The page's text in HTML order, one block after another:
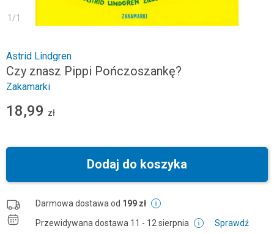
1 /1
Astrid Lindgren
Czy znasz Pippi Pończoszankę?
Zakamarki
18,99 zł
Dodaj do koszyka
Darmowa dostawa od 199 zł
Przewidywana dostawa 11 - 12 sierpnia Sprawdź